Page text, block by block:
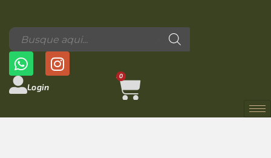
Login
0